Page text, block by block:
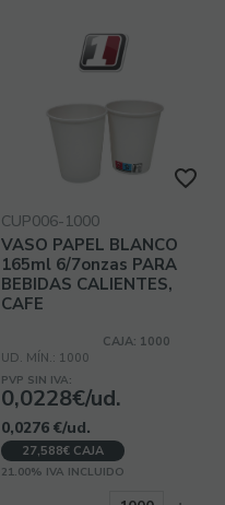
CUP006-1000
VASO PAPEL BLANCO
165ml 6/7onzas PARA
BEBIDAS CALIENTES,
CAFE
CAJA: 1000
UD. MÍN.: 1000
PVP SIN IVA:
0,0228€/ud.
0,0276 €/ud.
27,588€ CAJA
21.00% IVA INCLUIDO